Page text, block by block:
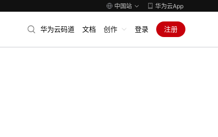
中国站 华为云App
华为云码道 文档 创作 登录 注册